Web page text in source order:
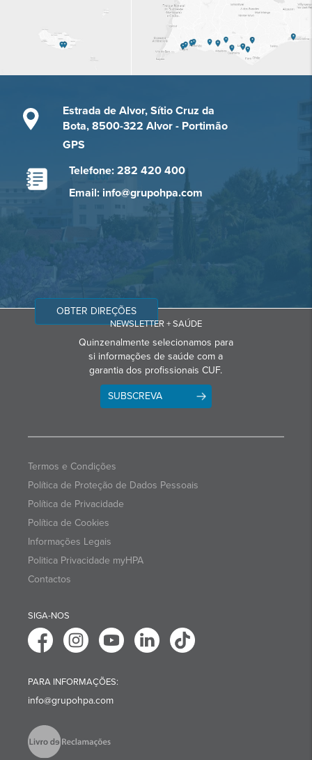
Estrada de Alvor, Sítio Cruz da
Bota, 8500-322 Alvor - Portimão
GPS
Telefone: 282 420 400
Email: info@grupohpa.com
OBTER DIREÇÕES
NEWSLETTER + SAÚDE
Quinzenalmente selecionamos para
si informações de saúde com a
garantia dos profissionais CUF.
SUBSCREVA
Termos e Condições
Política de Proteção de Dados Pessoais
Política de Privacidade
Política de Cookies
Informações Legais
Politica Privacidade myHPA
Contactos
SIGA-NOS
PARA INFORMAÇÕES:
info@grupohpa.com